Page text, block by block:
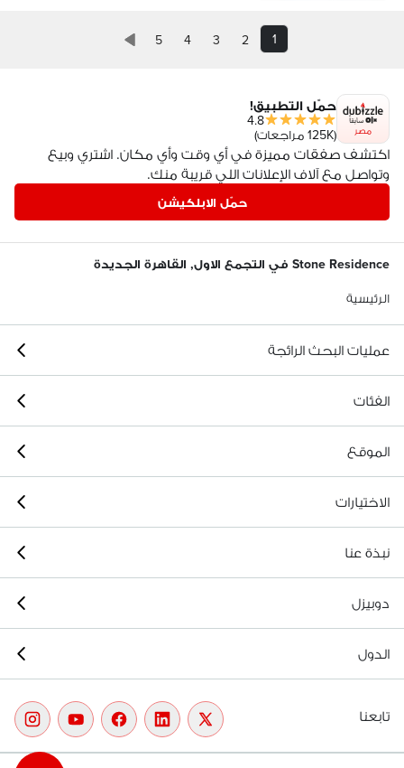
1
2
3
4
5
مصر
حمّل التطبيق!
4.8
(125K مراجعات)
اكتشف صفقات مميزة في أي وقت وأي مكان. اشتري وبيع
وتواصل مع آلاف الإعلانات اللي قريبة منك.
حمّل الابلكيشن
Stone Residence في التجمع الاول, القاهرة الجديدة
الرئيسية
عمليات البحث الرائجة
الفئات
الموقع
الاختيارات
نبذة عنا
دوبيزل
الدول
تابعنا